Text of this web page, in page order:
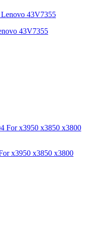
43V7355
x3950 x3850 x3800